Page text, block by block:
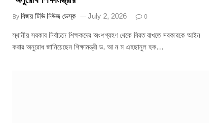
By বিজয় টিভি নিউজ ডেস্ক July 2, 2026 0
স্থানীয় সরকার নির্বাচনে শিক্ষকদের অংশগ্রহণ থেকে বিরত রাখতে সরকারকে আইন
করার অনুরোধ জানিয়েছেন শিক্ষামন্ত্রী ড. আ ন ম এহছানুল হক…